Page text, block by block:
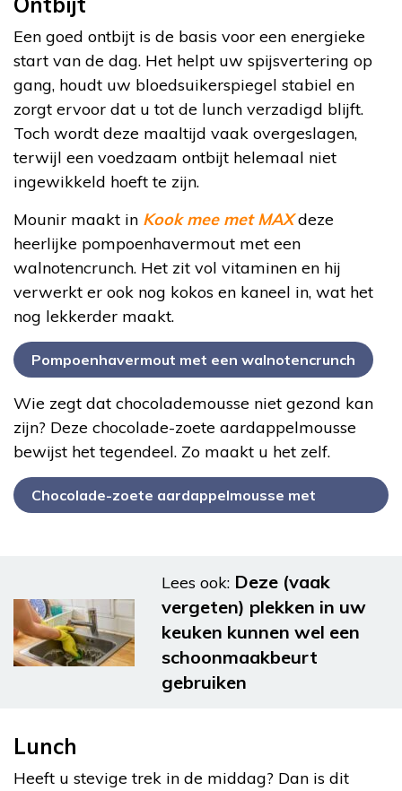
Een goed ontbijt is de basis voor een energieke
start van de dag. Het helpt uw spijsvertering op
gang, houdt uw bloedsuikerspiegel stabiel en
zorgt ervoor dat u tot de lunch verzadigd blijft.
Toch wordt deze maaltijd vaak overgeslagen,
terwijl een voedzaam ontbijt helemaal niet
ingewikkeld hoeft te zijn.
Mounir maakt in Kook mee met MAXdeze
heerlijke pompoenhavermout met een
walnotencrunch. Het zit vol vitaminen en hij
verwerkt er ook nog kokos en kaneel in, wat het
nog lekkerder maakt.
Pompoenhavermout met een walnotencrunch
Wie zegt dat chocolademousse niet gezond kan
zijn? Deze chocolade-zoete aardappelmousse
bewijst het tegendeel. Zo maakt u het zelf.
Chocolade-zoete aardappelmousse met
Lees ook: Deze (vaak
vergeten) plekken in uw
keuken kunnen wel een
schoonmaakbeurt
gebruiken
Lunch
Heeft u stevige trek in de middag? Dan is dit